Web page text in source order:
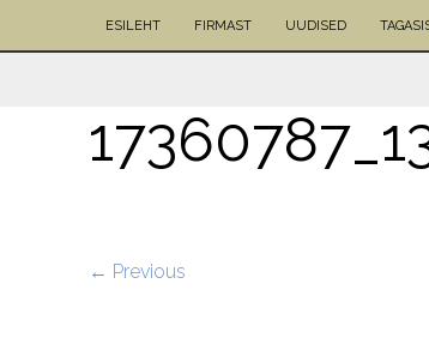
ESILEHT FIRMAST UUDISED
← Previous